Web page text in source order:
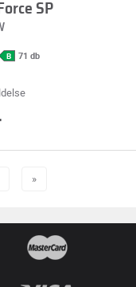
SP
B 71 db
»